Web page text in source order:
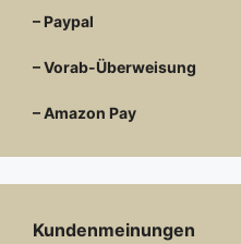
– Paypal
– Vorab-Überweisung
– Amazon Pay
Kundenmeinungen